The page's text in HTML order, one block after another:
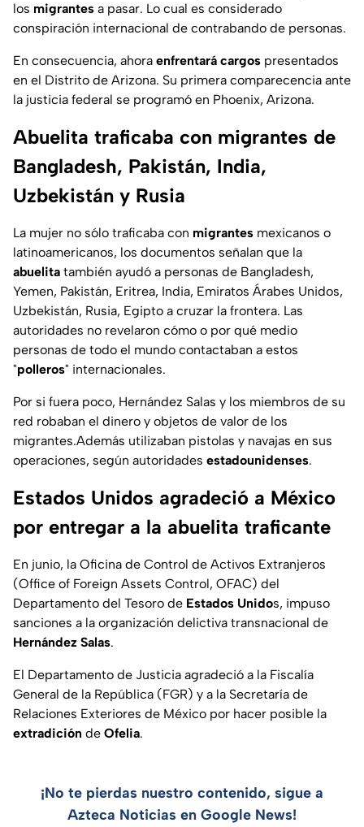
los migrantes a pasar. Lo cual es considerado
conspiración internacional de contrabando de personas.
En consecuencia, ahora enfrentará cargos presentados
en el Distrito de Arizona. Su primera comparecencia ante
la justicia federal se programó en Phoenix, Arizona.
Abuelita traficaba con migrantes de
Bangladesh, Pakistán, India,
Uzbekistán y Rusia
La mujer no sólo traficaba con migrantes mexicanos o
latinoamericanos, los documentos señalan que la
abuelita también ayudó a personas de Bangladesh,
Yemen, Pakistán, Eritrea, India, Emiratos Árabes Unidos,
Uzbekistán, Rusia, Egipto a cruzar la frontera. Las
autoridades no revelaron cómo o por qué medio
personas de todo el mundo contactaban a estos
"polleros" internacionales.
Por si fuera poco, Hernández Salas y los miembros de su
red robaban el dinero y objetos de valor de los
migrantes.Además utilizaban pistolas y navajas en sus
operaciones, según autoridades estadounidenses.
Estados Unidos agradeció a México
por entregar a la abuelita traficante
En junio, la Oficina de Control de Activos Extranjeros
(Office of Foreign Assets Control, OFAC) del
Departamento del Tesoro de Estados Unidos, impuso
sanciones a la organización delictiva transnacional de
Hernández Salas.
El Departamento de Justicia agradeció a la Fiscalía
General de la República (FGR) y a la Secretaría de
Relaciones Exteriores de México por hacer posible la
extradición de Ofelia.
¡No te pierdas nuestro contenido, sigue a
Azteca Noticias en Google News!